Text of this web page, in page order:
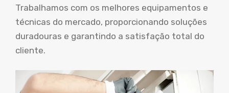
Trabalhamos com os melhores equipamentos e
técnicas do mercado, proporcionando soluções
duradouras e garantindo a satisfação total do
cliente.